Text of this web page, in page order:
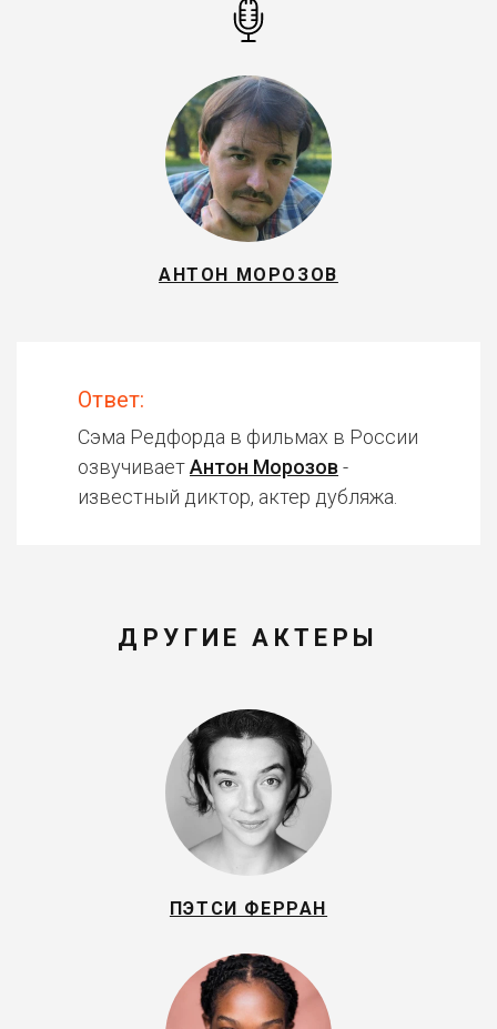
АНТОН МОРОЗОВ
Ответ:
Сэма Редфорда в фильмах в России
озвучиваетАнтон Морозов -
известный диктор, актер дубляжа.
ДРУГИЕ АКТЕРЫ
ПЭТСИ ФЕРРАН